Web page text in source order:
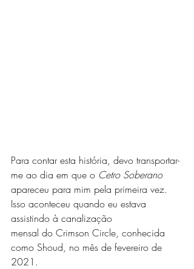
Para contar esta história, devo transportar-
me ao dia em que o Cetro Soberano
apareceu para mim pela primeira vez.
Isso aconteceu quando eu estava
assistindo à canalização
mensal do Crimson Circle, conhecida
como Shoud, no mês de fevereiro de
2021.